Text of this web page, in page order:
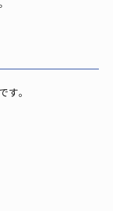
す。